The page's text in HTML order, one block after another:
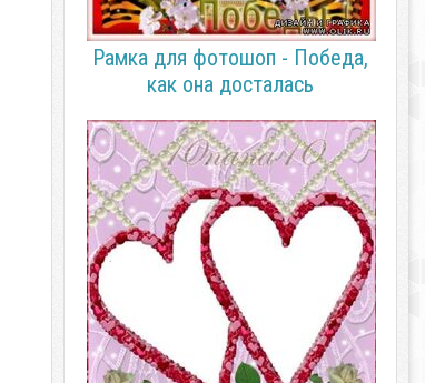
Рамка для фотошоп - Победа,
как она досталась